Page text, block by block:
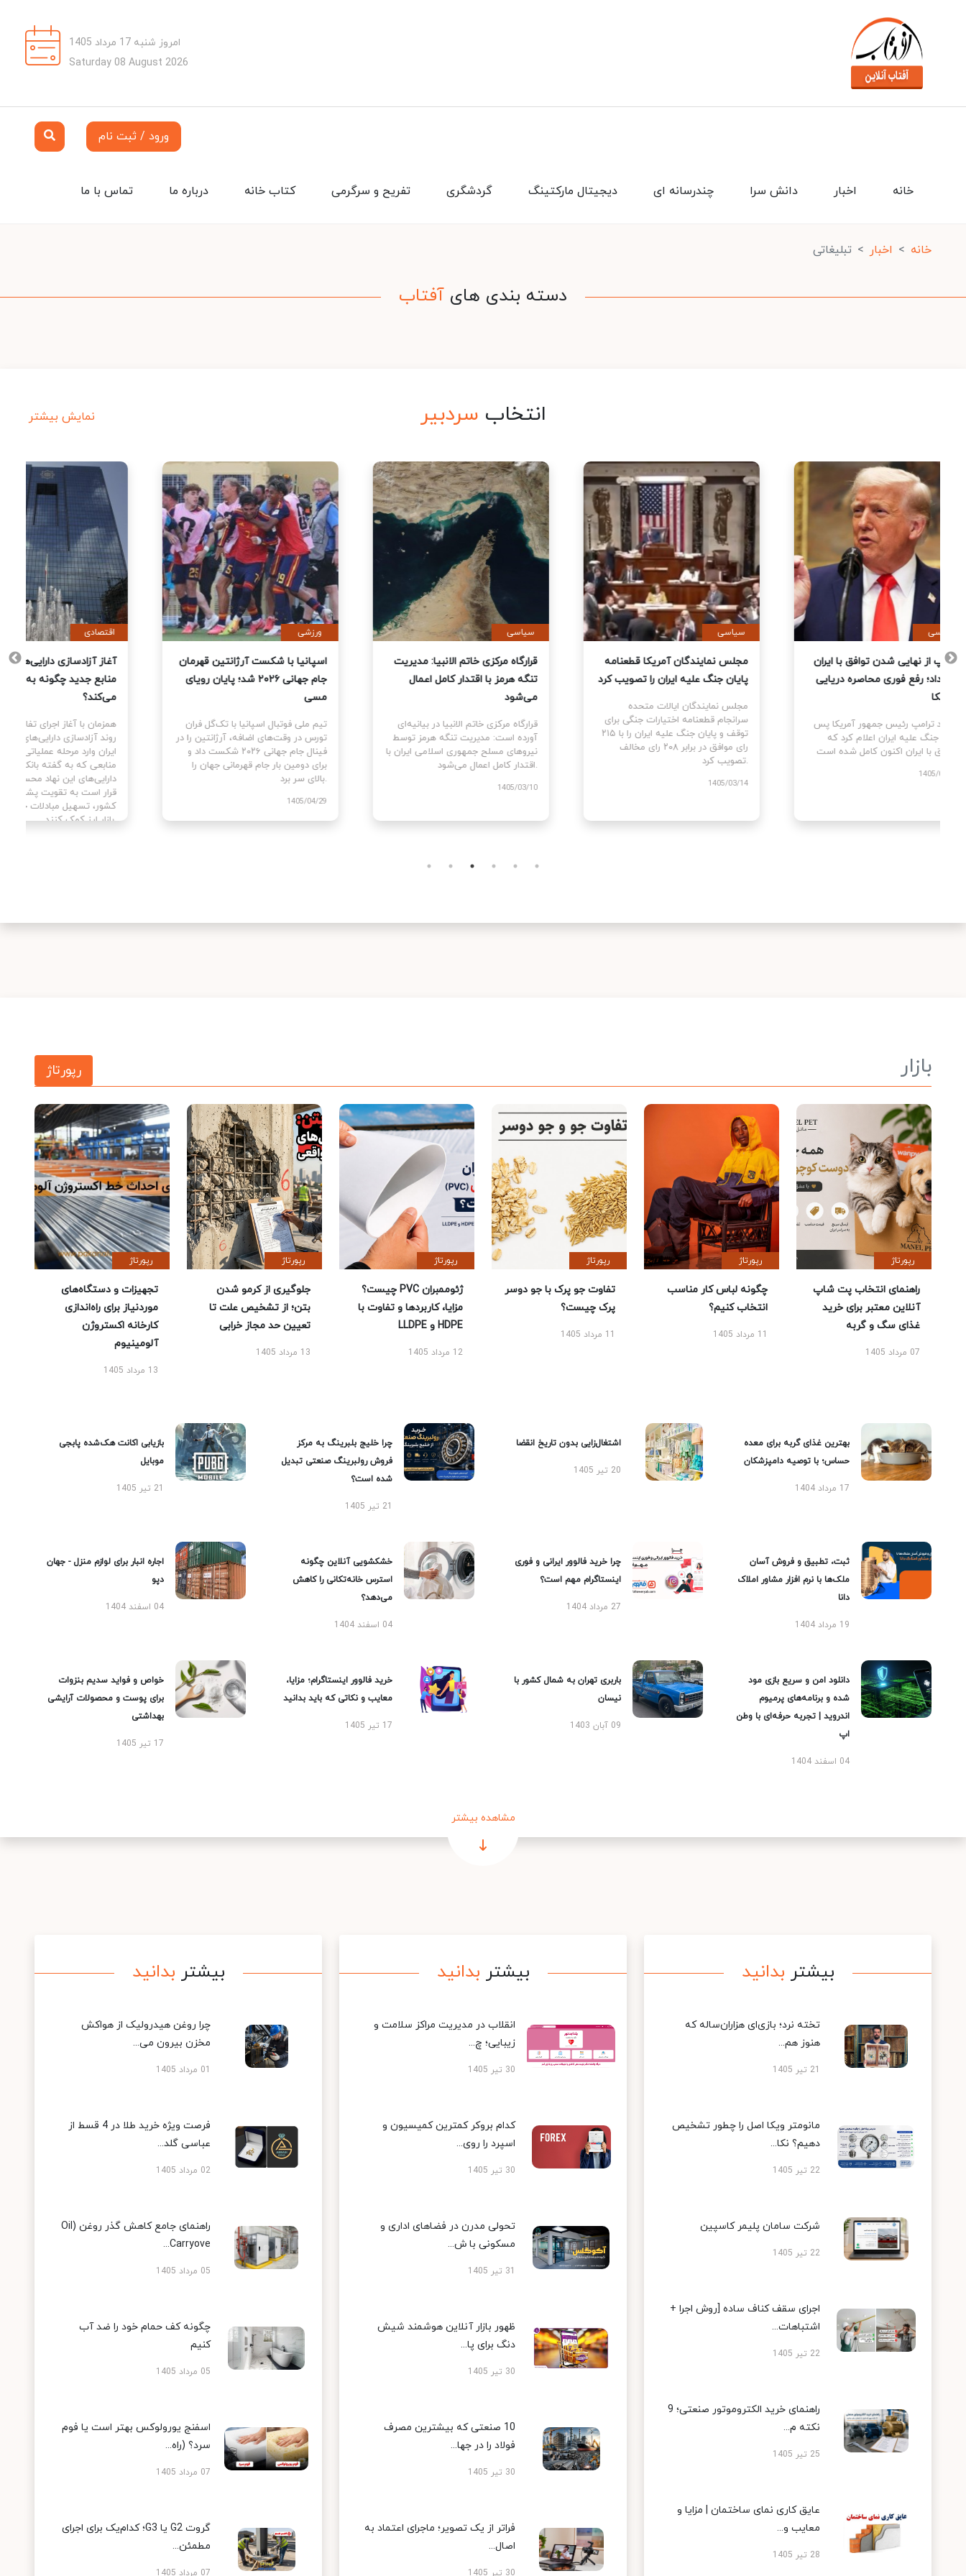
امروز شنبه 17 مرداد 1405
Saturday 08 August 2026
ورود / ثبت نام
تماس با ما درباره ما کتاب خانه تفریح و سرگرمی گردشگری دیجیتال مارکتینگ چندرسانه ای دانش سرا اخبار خانه
خانه اخبار تبلیغاتی
دسته بندی های آفتاب
انتخاب سردبیر نمایش بیشتر
پس از
بین
سیاسی
ترامپ از نهایی شدن توافق با ایران
خبر داد؛ رفع فوری محاصره دریایی
دونالد ترامپ رئیس جمهور آمریکا پس
از دو جنگ علیه ایران اعلام کرد که
توافق با ایران اکنون کامل شده است.
سیاسی
مجلس نمایندگان آمریکا قطعنامه
پایان جنگ علیه ایران را تصویب کرد
مجلس نمایندگان ایالات متحده
سرانجام قطعنامه اختیارات جنگی برای
توقف و پایان جنگ علیه ایران را با ۲۱۵
رای موافق در برابر ۲۰۸ رای مخالف
سیاسی
قرارگاه مرکزی خاتم الانبیا: مدیریت
تنگه هرمز با اقتدار کامل اعمال
قرارگاه مرکزی خاتم الانبیا در بیانیه‌ای
آورده است: مدیریت تنگه هرمز توسط
نیروهای مسلح جمهوری اسلامی ایران با
اقتدار کامل اعمال می‌شود.
ورزشی
اسپانیا با شکست آرژانتین قهرمان
جام جهانی ۲۰۲۶ شد؛ پایان رویای
تیم ملی فوتبال اسپانیا با تک‌گل فران
تورس در وقت‌های اضافه، آرژانتین را در
فینال جام جهانی ۲۰۲۶ شکست داد و
برای دومین بار جام قهرمانی جهان را
اقتصادی
آغاز
منابع
همزمان
روند
ایران
منابعی
قرار
کشور،
بازار ارز کمک کنند.
بازار رپورتاژ
رپورتاژ
راهنمای انتخاب پت شاپ
آنلاین معتبر برای خرید
غذای سگ و گربه
07 مرداد 1405
رپورتاژ
چگونه لباس کار مناسب
انتخاب کنیم؟
11 مرداد 1405
رپورتاژ
تفاوت جو پرک با جو دوسر
پرک چیست؟
11 مرداد 1405
رپورتاژ
ژئوممبران PVC چیست؟
مزایا، کاربردها و تفاوت با
HDPE و LLDPE
12 مرداد 1405
رپورتاژ
جلوگیری از کرمو شدن
بتن؛ از تشخیص علت تا
تعیین حد مجاز خرابی
13 مرداد 1405
رپورتاژ
تجهیزات و دستگاه‌های
موردنیاز برای راه‌اندازی
کارخانه اکستروژن
آلومینیوم
13 مرداد 1405
بهترین غذای گربه برای معده
حساس؛ با توصیه دامپزشکان
17 مرداد 1404
اشتغال‌زایی بدون تاریخ انقضا
20 تیر 1405
چرا خلیج بلبرینگ به مرکز
فروش رولبرینگ صنعتی تبدیل
شده است؟
21 تیر 1405
بازیابی اکانت هک‌شده پابجی
موبایل
21 تیر 1405
ثبت، تطبیق و فروش آسان
ملک‌ها با نرم افزار مشاور املاک
دانا
19 مرداد 1404
چرا خرید فالوور ایرانی و فوری
اینستاگرام مهم است؟
27 مرداد 1404
خشکشویی آنلاین چگونه
استرس خانه‌تکانی را کاهش
می‌دهد؟
04 اسفند 1404
اجاره انبار برای لوازم منزل - جهان
دپو
04 اسفند 1404
دانلود امن و سریع بازی مود
شده و برنامه‌های پرمیوم
اندروید | تجربه حرفه‌ای با وطن
اپ
04 اسفند 1404
باربری تهران به شمال کشور با
نیسان
09 آبان 1403
خرید فالوور اینستاگرام؛ مزایا،
معایب و نکاتی که باید بدانید
17 تیر 1405
خواص و فواید سدیم بنزوات
برای پوست و محصولات آرایشی
بهداشتی
17 تیر 1405
مشاهده بیشتر
بیشتر بدانید
تخته نرد؛ بازی‌ای هزاران‌ساله که
هنوز هم...
21 تیر 1405
مانومتر ویکا اصل را چطور تشخیص
دهیم؟ نکا...
22 تیر 1405
شرکت سامان پلیمر کاسپین
22 تیر 1405
اجرای سقف کناف ساده [روش اجرا +
اشتباهات...
22 تیر 1405
راهنمای خرید الکتروموتور صنعتی؛ 9
نکته م...
25 تیر 1405
عایق کاری نمای ساختمان | مزایا و
معایب و...
28 تیر 1405
بیشتر بدانید
انقلاب در مدیریت مراکز سلامت و
زیبایی؛ چ...
30 تیر 1405
کدام بروکر کمترین کمیسیون و
اسپرد را روی...
30 تیر 1405
تحولی مدرن در فضاهای اداری و
مسکونی با ش...
31 تیر 1405
ظهور بازار آنلاین هوشمند شیش
دنگ برای پا...
30 تیر 1405
10 صنعتی که بیشترین مصرف
فولاد را در جها...
30 تیر 1405
فراتر از یک تصویر؛ ماجرای اعتماد به
اصال...
30 تیر 1405
بیشتر بدانید
چرا روغن هیدرولیک از هواکش
مخزن بیرون می...
01 مرداد 1405
فرصت ویژه خرید طلا در 4 قسط از
عباسی گلد...
02 مرداد 1405
راهنمای جامع کاهش گذر روغن (Oil
Carryove...
05 مرداد 1405
چگونه کف حمام خود را ضد آب
کنیم
05 مرداد 1405
اسفنج یورولوکس بهتر است یا فوم
سرد؟ (راه...
07 مرداد 1405
گروت G2 یا G3؛ کدام‌یک برای اجرای
مطمئن...
07 مرداد 1405